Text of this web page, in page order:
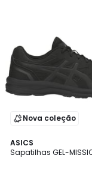
Nova coleção
ASICS
Sapatilhas GEL-
4,6
/ 5